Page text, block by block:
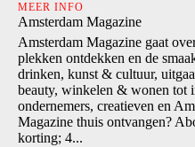
MEER INFO
Amsterdam Magazine
Amsterdam Magazine gaat
plekken ontdekken en de
drinken, kunst & cultuur,
beauty, winkelen & wonen tot
ondernemers, creatieven en
Magazine thuis ontvangen?
korting; 4...